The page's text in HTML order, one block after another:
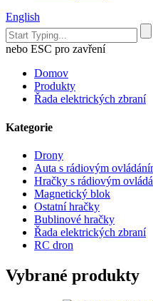
English
nebo ESC pro zavření
Domov
Produkty
Řada elektrických zbraní
Kategorie
Drony
Auta s rádiovým
Hračky s rádiovým
Magnetický blok
Ostatní hračky
Bublinové hračky
Řada elektrických zbraní
RC dron
Vybrané produkty